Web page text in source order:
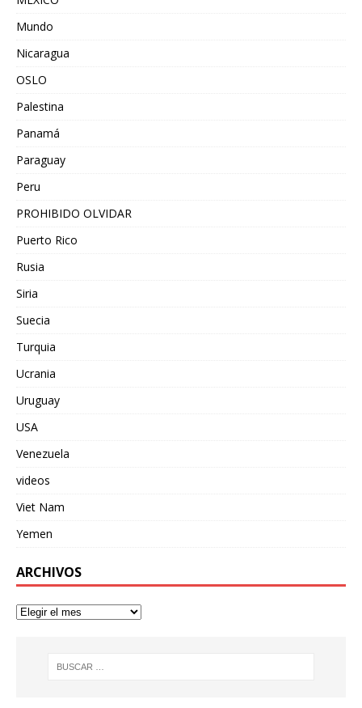
Mundo
Nicaragua
OSLO
Palestina
Panamá
Paraguay
Peru
PROHIBIDO OLVIDAR
Puerto Rico
Rusia
Siria
Suecia
Turquia
Ucrania
Uruguay
USA
Venezuela
videos
Viet Nam
Yemen
ARCHIVOS